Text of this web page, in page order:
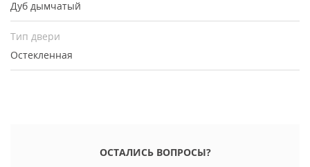
Дуб дымчатый
Тип двери
Остекленная
ОСТАЛИСЬ ВОПРОСЫ?